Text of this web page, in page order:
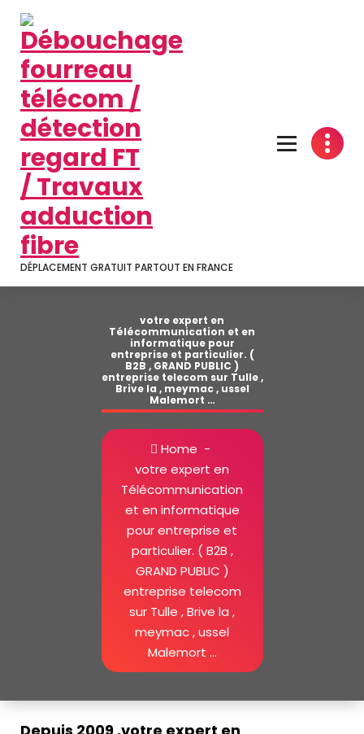
contenu
DÉPLACEMENT GRATUIT PARTOUT EN FRANCE
votre expert en
Télécommunication et en
informatique pour
entreprise et particulier. (
B2B , GRAND PUBLIC )
entreprise telecom sur Tulle ,
Brive la , meymac , ussel
Malemort …
Home -
votre expert en
Télécommunication
et en informatique
pour entreprise et
particulier. ( B2B ,
GRAND PUBLIC )
entreprise telecom
sur Tulle , Brive la ,
meymac , ussel
Malemort …